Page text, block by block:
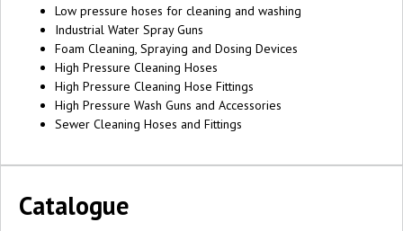
Low pressure hoses for cleaning and washing
Industrial Water Spray Guns
Foam Cleaning, Spraying and Dosing Devices
High Pressure Cleaning Hoses
High Pressure Cleaning Hose Fittings
High Pressure Wash Guns and Accessories
Sewer Cleaning Hoses and Fittings
Catalogue